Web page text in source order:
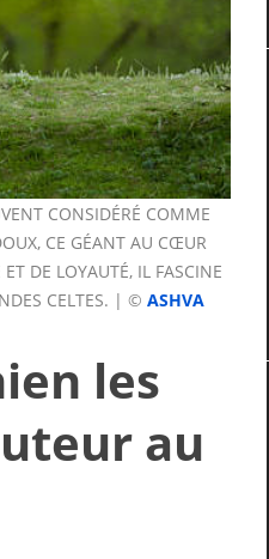
CONSIDÉRÉ COMME
CE GÉANT AU CŒUR
DE LOYAUTÉ, IL FASCINE
CELTES. | © ASHVA
les
au